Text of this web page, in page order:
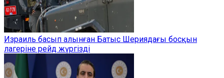
Израиль басып алынған Батыс Шериядағы босқын
лагеріне рейд жүргізді